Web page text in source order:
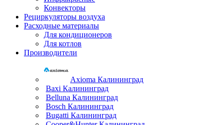
Конвекторы
Рециркуляторы воздуха
Расходные материалы
Для кондиционеров
Для котлов
Производители
Axioma Калининград
Baxi Калининград
Belluna Калининград
Bosch Калининград
Bugatti Калининград